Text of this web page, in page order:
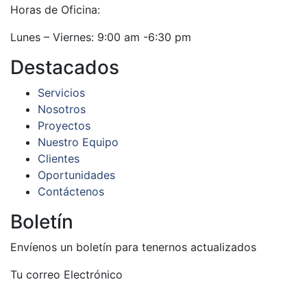
Horas de Oficina:
Lunes – Viernes: 9:00 am -6:30 pm
Destacados
Servicios
Nosotros
Proyectos
Nuestro Equipo
Clientes
Oportunidades
Contáctenos
Boletín
Envíenos un boletín para tenernos actualizados
Tu correo Electrónico